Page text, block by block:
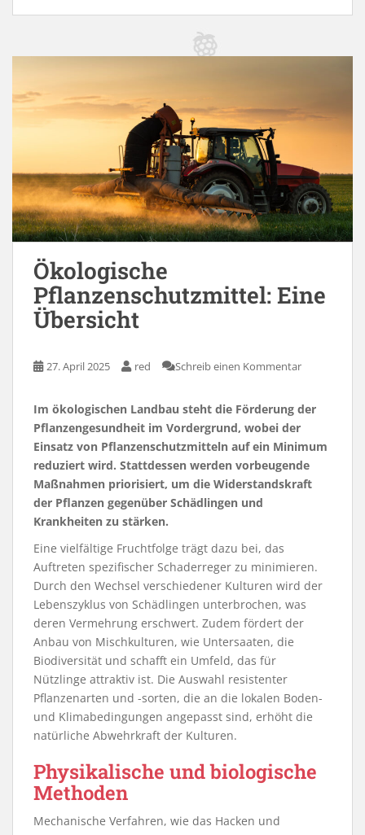
Ökologische
Pflanzenschutzmittel: Eine
Übersicht
27. April 2025 red Schreib einen Kommentar
Im ökologischen Landbau steht die Förderung der
Pflanzengesundheit im Vordergrund, wobei der
Einsatz von Pflanzenschutzmitteln auf ein Minimum
reduziert wird. Stattdessen werden vorbeugende
Maßnahmen priorisiert, um die Widerstandskraft
der Pflanzen gegenüber Schädlingen und
Krankheiten zu stärken.
Eine vielfältige Fruchtfolge trägt dazu bei, das
Auftreten spezifischer Schaderreger zu minimieren.
Durch den Wechsel verschiedener Kulturen wird der
Lebenszyklus von Schädlingen unterbrochen, was
deren Vermehrung erschwert. Zudem fördert der
Anbau von Mischkulturen, wie Untersaaten, die
Biodiversität und schafft ein Umfeld, das für
Nützlinge attraktiv ist. Die Auswahl resistenter
Pflanzenarten und -sorten, die an die lokalen Boden-
und Klimabedingungen angepasst sind, erhöht die
natürliche Abwehrkraft der Kulturen.
Physikalische und biologische
Methoden
Mechanische Verfahren, wie das Hacken und